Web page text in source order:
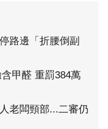
路邊「折腰倒副
甲醛 重罰384萬
老闆頸部...二審仍